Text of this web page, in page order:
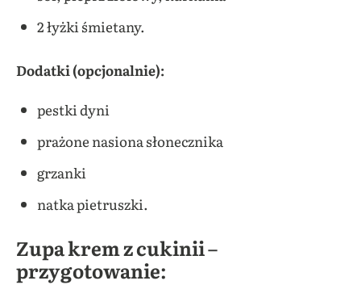
2 łyżki śmietany.
Dodatki (opcjonalnie):
pestki dyni
prażone nasiona słonecznika
grzanki
natka pietruszki.
Zupa krem z cukinii –
przygotowanie: